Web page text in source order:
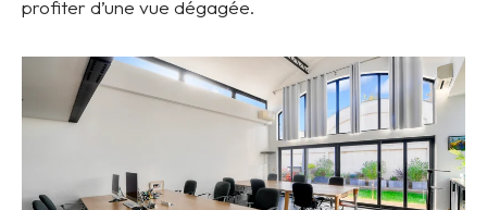
profiter d’une vue dégagée.